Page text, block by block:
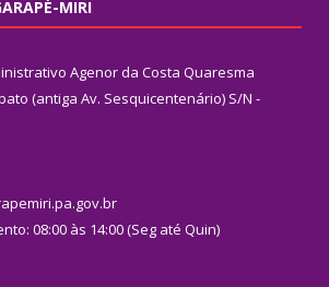
MIRI
Agenor da Costa Quaresma
(antiga Av. Sesquicentenário) S/N -
08:00 às 14:00 (Seg até Quin)